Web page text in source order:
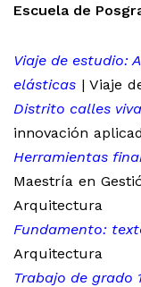
Escuela de
Viaje de estudio:
elásticas | Viaje
Distrito calles
innovación
Herramientas
Maestría en
Arquitectura
Fundamento:
Arquitectura
Trabajo de grado